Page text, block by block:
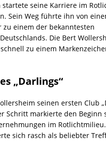
startete seine Karriere im
Sein Weg führte ihn von
zu einem der bekanntesten
Die Bert
zu einem
„Darlings“
seinen ersten Club
Schritt markierte den Beginn
im
sich rasch als beliebter